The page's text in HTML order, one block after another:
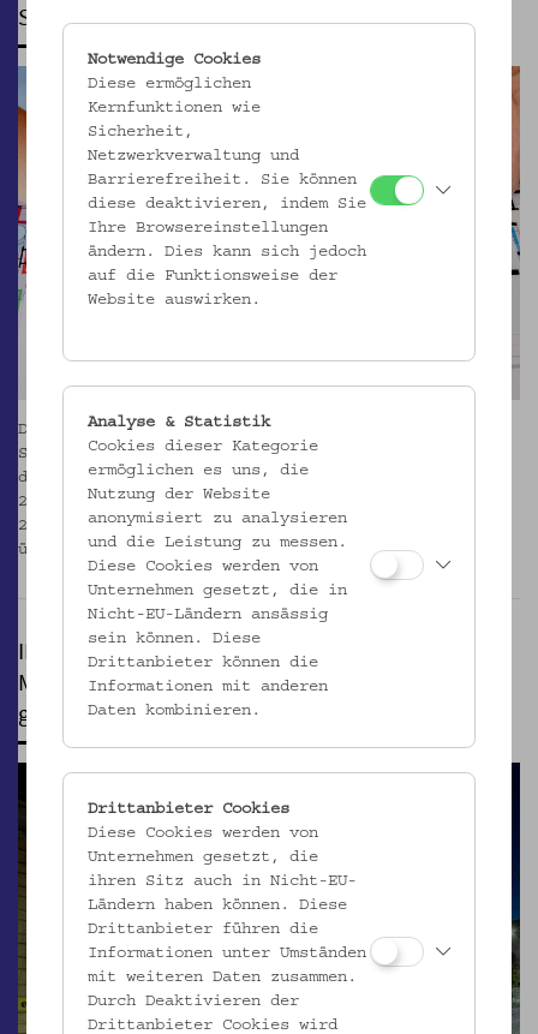
Sanierung 2024-2026
Die seit dem Jahr 2021 laufenden Planungen zur
Sanierung des Museumsgebäudes sind Anfang 2025 in
die Umsetzung übergegangen und werden mit Herbst
2026 weitgehend abgeschlossen sein. Im September
2027 wird das Museum mit einem gänzlich
überarbeiteten Konzept neu eröffnet.
_MEHR
INFORMATION
Museum, Bibliothek, Café und Shop sind
geschlossen
Notwendige Cookies
Diese ermöglichen
Kernfunktionen wie
Sicherheit,
Netzwerkverwaltung und
Barrierefreiheit. Sie können
diese deaktivieren, indem Sie
Ihre Browsereinstellungen
ändern. Dies kann sich jedoch
auf die Funktionsweise der
Website auswirken.
Analyse & Statistik
Cookies dieser Kategorie
ermöglichen es uns, die
Nutzung der Website
anonymisiert zu analysieren
und die Leistung zu messen.
Diese Cookies werden von
Unternehmen gesetzt, die in
Nicht-EU-Ländern ansässig
sein können. Diese
Drittanbieter können die
Informationen mit anderen
Daten kombinieren.
Drittanbieter Cookies
Diese Cookies werden von
Unternehmen gesetzt, die
ihren Sitz auch in Nicht-EU-
Ländern haben können. Diese
Drittanbieter führen die
Informationen unter Umständen
mit weiteren Daten zusammen.
Durch Deaktivieren der
Drittanbieter Cookies wird